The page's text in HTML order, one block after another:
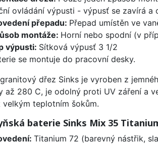
ovládání výpusti - výpusť se zavírá a
přepadu: Přepad umístěn ve
montáže: Horní nebo spodní (v
výpusti: Sítková výpusť 3 1/2
se montuje do pracovní desky.
dřez Sinks je vyroben z
až 280 C, je odolný proti UV záření a
teplotním šokům.
baterie Sinks Mix 35
Titanium 72 (barevný nástřik,